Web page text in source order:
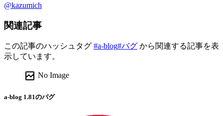
@kazumich
関連記事
この記事のハッシュタグ #a-blog#バグ から関連する記事を表
示しています。
broken_image No Image
a-blog 1.81のバグ